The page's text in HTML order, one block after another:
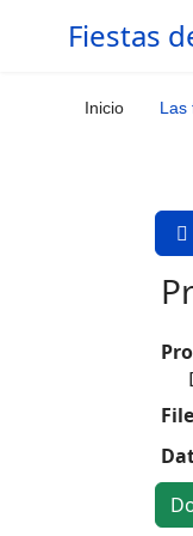
Fiestas
Inicio Las